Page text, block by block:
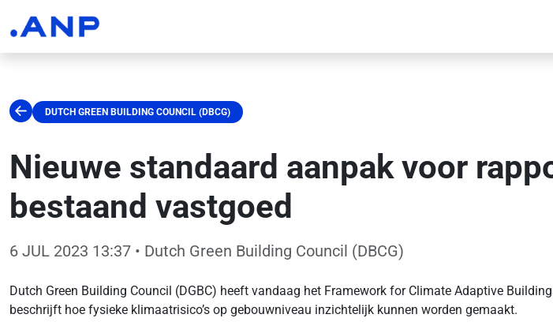
DUTCH GREEN BUILDING COUNCIL (DBCG)
Nieuwe standaard aanpak voor
bestaand vastgoed
6 JUL 2023 13:37 • Dutch Green Building Council (DBCG)
Dutch Green Building Council (DGBC) heeft vandaag het Framework for Climate Adaptive
beschrijft hoe fysieke klimaatrisico’s op gebouwniveau inzichtelijk kunnen worden gemaakt.